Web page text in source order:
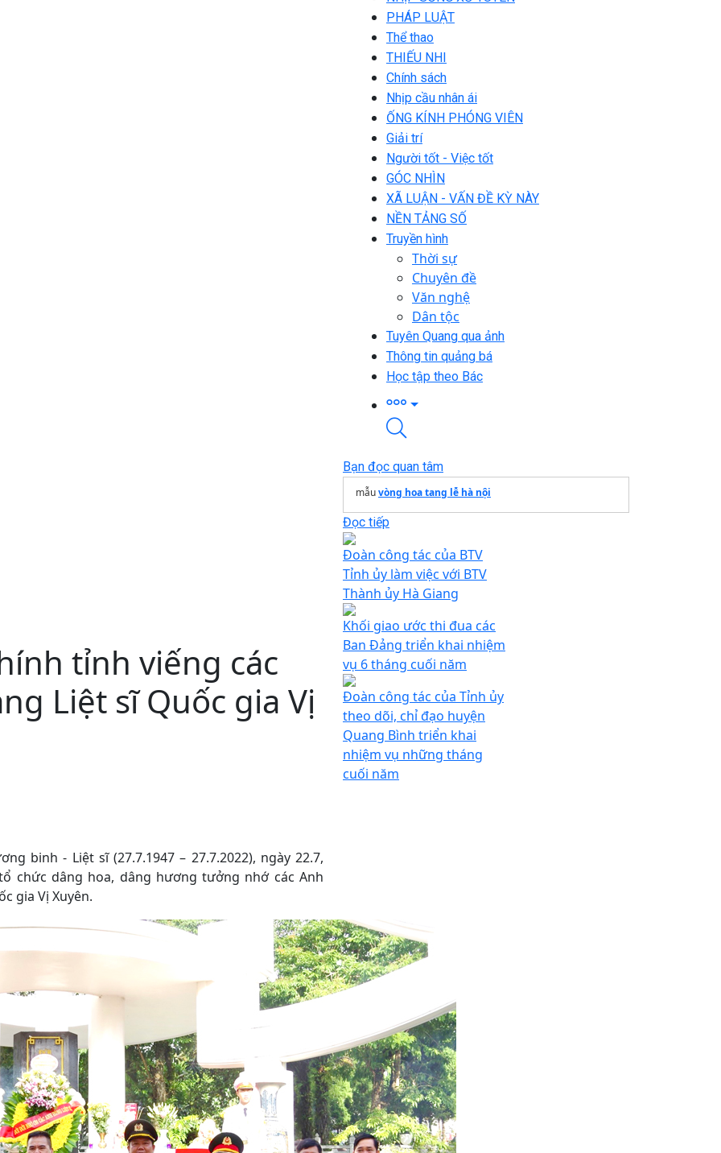
PHÁP LUẬT
Thể thao
THIẾU NHI
Chính sách
Nhịp cầu nhân ái
ỐNG KÍNH PHÓNG VIÊN
Giải trí
Người tốt - Việc tốt
GÓC NHÌN
XÃ LUẬN - VẤN ĐỀ KỲ NÀY
NỀN TẢNG SỐ
Truyền hình
Thời sự
Chuyên đề
Văn nghệ
Dân tộc
Tuyên Quang qua ảnh
Thông tin quảng bá
Học tập theo Bác
tỉnh viếng các
Liệt sĩ Quốc gia Vị
binh - Liệt sĩ (27.7.1947 – 27.7.2022), ngày 22.7,
chức dâng hoa, dâng hương tưởng nhớ các Anh
gia Vị Xuyên.
Bạn đọc quan tâm
mẫuvòng hoa tang lễ hà nội
Đọc tiếp
Đoàn công tác của BTV
Tỉnh ủy làm việc với BTV
Thành ủy Hà Giang
Khối giao ước thi đua các
Ban Đảng triển khai nhiệm
vụ 6 tháng cuối năm
Đoàn công tác của Tỉnh ủy
theo dõi, chỉ đạo huyện
Quang Bình triển khai
nhiệm vụ những tháng
cuối năm